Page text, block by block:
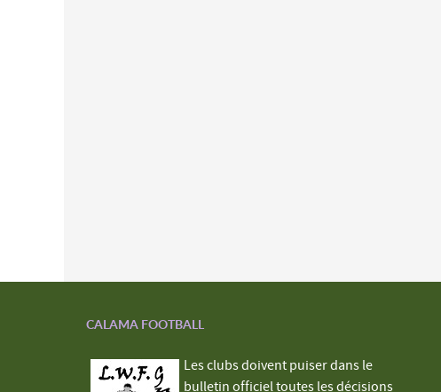
CALAMA FOOTBALL
Les clubs doivent puiser dans le
bulletin officiel toutes les décisions